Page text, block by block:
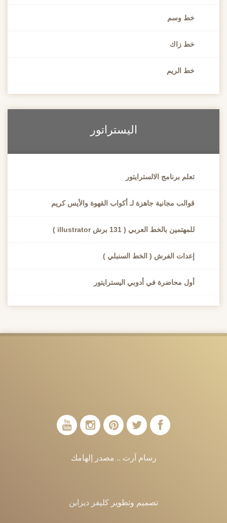
خط وسم
خط زاك
خط الريم
اليستراتور
تعلم برنامج الالسترايتور
قوالب مجانية جاهزة لـ أكواب القهوة والأيس كريم
للمهتمين بالخط العربي ( 131 برش illustrator )
إعدات الفرش ( الخط السنبلي )
أول محاضرة في أدوبي اليسترايتور
رسام آرت .. مصدر إلهامك
تصميم وتطوير كليفر ديزاين